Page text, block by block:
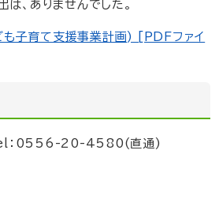
、ありませんでした。
子育て支援事業計画) [PDFファイ
：0556-20-4580(直通)